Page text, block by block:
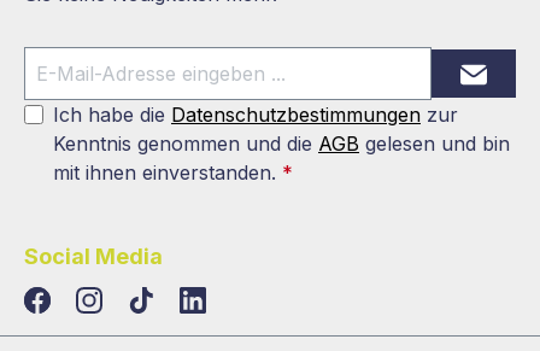
Ich habe die Datenschutzbestimmungen zur
Kenntnis genommen und die AGB gelesen und bin
mit ihnen einverstanden. *
Social Media
TikTokLinkedIn